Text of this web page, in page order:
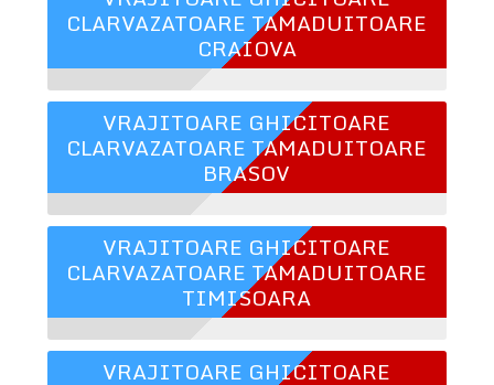
CLARVAZATOARE TAMADUITOARE
CRAIOVA
VRAJITOARE GHICITOARE
CLARVAZATOARE TAMADUITOARE
BRASOV
VRAJITOARE GHICITOARE
CLARVAZATOARE TAMADUITOARE
TIMISOARA
VRAJITOARE GHICITOARE